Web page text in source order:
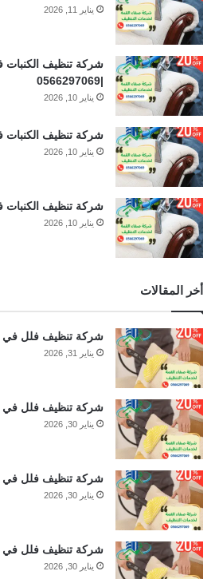
يناير 11, 2026
شركة تنظيف الكنبات
|0566297069
يناير 10, 2026
شركة تنظيف الكنبات في
يناير 10, 2026
شركة تنظيف الكنبات في
يناير 10, 2026
أخر المقالات
شركة تنظيف فلل في عجمان
يناير 31, 2026
شركة تنظيف فلل في رأس
يناير 30, 2026
شركة تنظيف فلل في دبي
يناير 30, 2026
شركة تنظيف فلل في أم
يناير 30, 2026